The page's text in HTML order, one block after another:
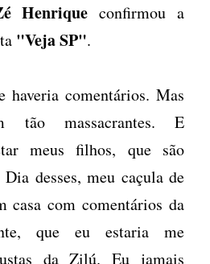
Henrique confirmou a
"Veja SP".
haveria comentários. Mas
tão massacrantes. E
meus filhos, que são
desses, meu caçula de
casa com comentários da
que eu estaria me
da Zilú. Eu jamais